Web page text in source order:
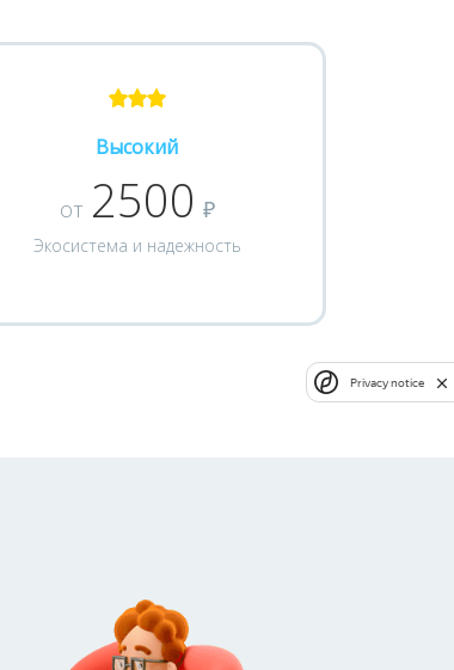
Высокий
от 2500 ₽
Экосистема и надежность
Privacy notice